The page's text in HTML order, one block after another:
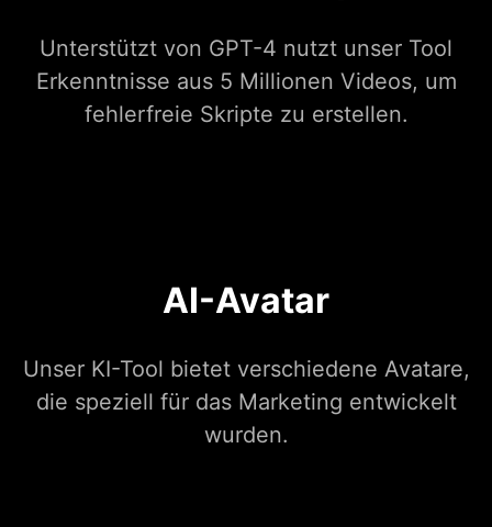
Unterstützt von GPT-4 nutzt unser Tool
Erkenntnisse aus 5 Millionen Videos, um
fehlerfreie Skripte zu erstellen.
AI-Avatar
Unser KI-Tool bietet verschiedene Avatare,
die speziell für das Marketing entwickelt
wurden.